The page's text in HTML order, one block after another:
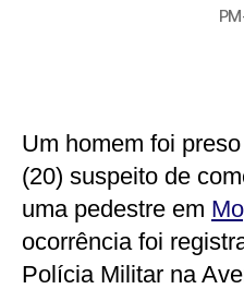
Um homem foi
(20) suspeito de
uma pedestre em
ocorrência foi
Polícia Militar na